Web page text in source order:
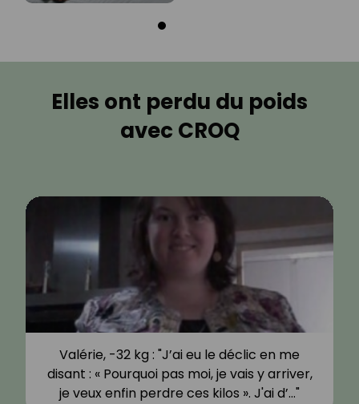
Elles ont perdu du poids
avec CROQ
Valérie, -32 kg : "J’ai eu le déclic en me
disant : « Pourquoi pas moi, je vais y arriver,
je veux enfin perdre ces kilos ». J'ai d’…"